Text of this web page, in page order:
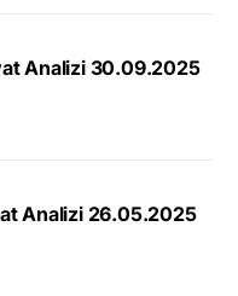
Analizi 30.09.2025
Analizi 26.05.2025